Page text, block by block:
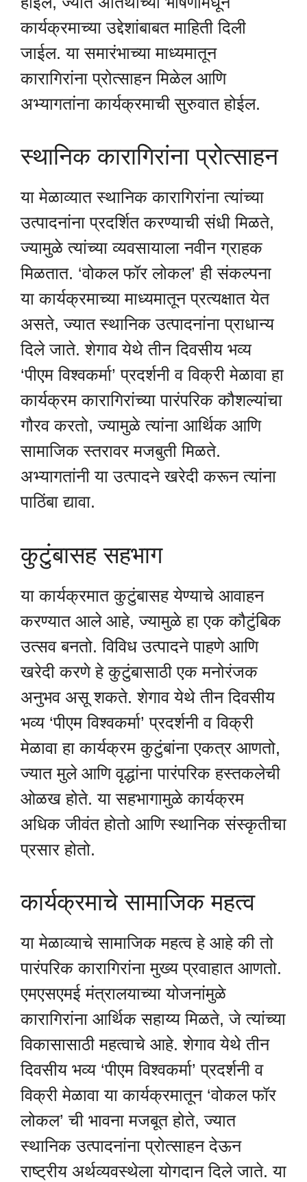
कार्यक्रमाच्या उद्देशांबाबत माहिती दिली
जाईल. या समारंभाच्या माध्यमातून
कारागिरांना प्रोत्साहन मिळेल आणि
अभ्यागतांना कार्यक्रमाची सुरुवात होईल.
स्थानिक कारागिरांना प्रोत्साहन
या मेळाव्यात स्थानिक कारागिरांना त्यांच्या
उत्पादनांना प्रदर्शित करण्याची संधी मिळते,
ज्यामुळे त्यांच्या व्यवसायाला नवीन ग्राहक
मिळतात. ‘वोकल फॉर लोकल’ ही संकल्पना
या कार्यक्रमाच्या माध्यमातून प्रत्यक्षात येत
असते, ज्यात स्थानिक उत्पादनांना प्राधान्य
दिले जाते. शेगाव येथे तीन दिवसीय भव्य
‘पीएम विश्वकर्मा’ प्रदर्शनी व विक्री मेळावा हा
कार्यक्रम कारागिरांच्या पारंपरिक कौशल्यांचा
गौरव करतो, ज्यामुळे त्यांना आर्थिक आणि
सामाजिक स्तरावर मजबुती मिळते.
अभ्यागतांनी या उत्पादने खरेदी करून त्यांना
पाठिंबा द्यावा.
कुटुंबासह सहभाग
या कार्यक्रमात कुटुंबासह येण्याचे आवाहन
करण्यात आले आहे, ज्यामुळे हा एक कौटुंबिक
उत्सव बनतो. विविध उत्पादने पाहणे आणि
खरेदी करणे हे कुटुंबासाठी एक मनोरंजक
अनुभव असू शकते. शेगाव येथे तीन दिवसीय
भव्य ‘पीएम विश्वकर्मा’ प्रदर्शनी व विक्री
मेळावा हा कार्यक्रम कुटुंबांना एकत्र आणतो,
ज्यात मुले आणि वृद्धांना पारंपरिक हस्तकलेची
ओळख होते. या सहभागामुळे कार्यक्रम
अधिक जीवंत होतो आणि स्थानिक संस्कृतीचा
प्रसार होतो.
कार्यक्रमाचे सामाजिक महत्व
या मेळाव्याचे सामाजिक महत्व हे आहे की तो
पारंपरिक कारागिरांना मुख्य प्रवाहात आणतो.
एमएसएमई मंत्रालयाच्या योजनांमुळे
कारागिरांना आर्थिक सहाय्य मिळते, जे त्यांच्या
विकासासाठी महत्वाचे आहे. शेगाव येथे तीन
दिवसीय भव्य ‘पीएम विश्वकर्मा’ प्रदर्शनी व
विक्री मेळावा या कार्यक्रमातून ‘वोकल फॉर
लोकल’ ची भावना मजबूत होते, ज्यात
स्थानिक उत्पादनांना प्रोत्साहन देऊन
राष्ट्रीय अर्थव्यवस्थेला योगदान दिले जाते. या